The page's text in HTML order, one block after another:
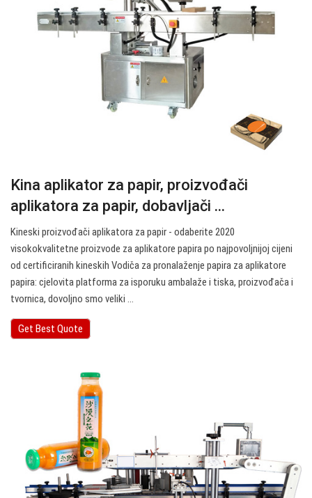
Kina aplikator za papir, proizvođači
aplikatora za papir, dobavljači ...
Kineski proizvođači aplikatora za papir - odaberite 2020
visokokvalitetne proizvode za aplikatore papira po najpovoljnijoj cijeni
od certificiranih kineskih Vodiča za pronalaženje papira za aplikatore
papira: cjelovita platforma za isporuku ambalaže i tiska, proizvođača i
tvornica, dovoljno smo veliki ...
Get Best Quote